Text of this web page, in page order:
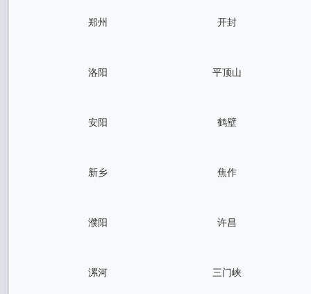
郑州 开封
洛阳 平顶山
安阳 鹤壁
新乡 焦作
濮阳 许昌
漯河 三门峡